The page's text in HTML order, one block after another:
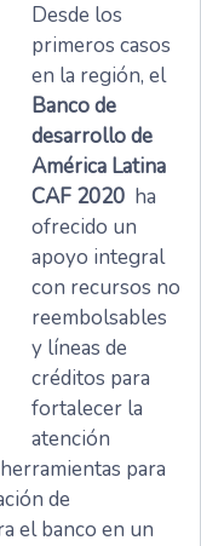
Desde los
primeros casos
en la región, el
Banco de
desarrollo de
América Latina
CAF 2020ha
ofrecido un
apoyo integral
con recursos no
reembolsables
y líneas de
créditos para
fortalecer la
atención
para
de
el banco en un